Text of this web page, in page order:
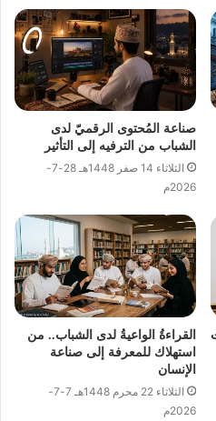
صناعة المُحتوى الرقميّ لدى
الشباب من الترفيه إلى التأثير
الثلاثاء 14 صفر 1448هـ 28-7-
2026م
القراءةُ الواعيةُ لدى الشباب.. من
استهلاك للمعرفة إلى صناعة
الإنسان
الثلاثاء 22 محرم 1448هـ 7-7-
2026م